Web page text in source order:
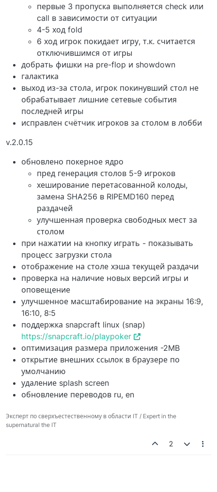
первые 3 пропуска выполняется check или
call в зависимости от ситуации
4-5 ход fold
6 ход игрок покидает игру, т.к. считается
отключившимся от игры
добрать фишки на pre-flop и showdown
галактика
выход из-за стола, игрок покинувший стол не
обрабатывает лишние сетевые события
последней игры
исправлен счётчик игроков за столом в лобби
v.2.0.15
обновлено покерное ядро
пред генерация столов 5-9 игроков
хеширование перетасованной колоды,
замена SHA256 в RIPEMD160 перед
раздачей
улучшенная проверка свободных мест за
столом
при нажатии на кнопку играть - показывать
процесс загрузки стола
отображение на столе хэша текущей раздачи
проверка на наличие новых версий игры и
оповещение
улучшенное масштабирование на экраны 16:9,
16:10, 8:5
поддержка snapcraft linux (snap)
https://snapcraft.io/playpoker
оптимизация размера приложения -2MB
открытие внешних ссылок в браузере по
умолчанию
удаление splash screen
обновление переводов ru, en
Эксперт по сверхъестественному в области IT / Expert in the
supernatural the IT
2